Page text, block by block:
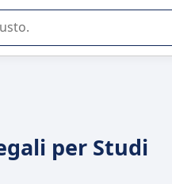
la vostra azienda.
per Studi